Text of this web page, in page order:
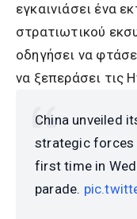
εγκαινιάσει ένα
στρατιωτικού
οδηγήσει να
να ξεπεράσει τις
China unveiled
strategic forces
first time in
parade.